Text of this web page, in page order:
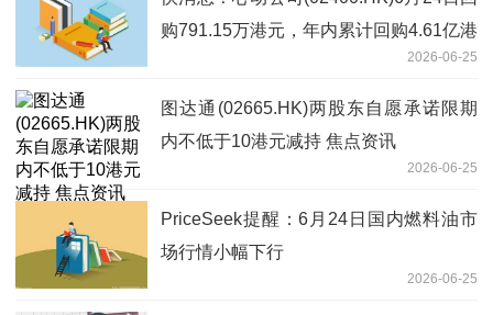
购791.15万港元，年内累计回购4.61亿港
2026-06-25
图达通(02665.HK)两股东自愿承诺限期
内不低于10港元减持 焦点资讯
2026-06-25
PriceSeek提醒：6月24日国内燃料油市
场行情小幅下行
2026-06-25